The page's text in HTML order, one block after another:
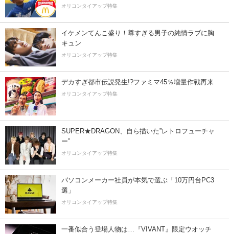
オリコンタイアップ特集
イケメンてんこ盛り！尊すぎる男子の純情ラブに胸
キュン
オリコンタイアップ特集
デカすぎ都市伝説発生!?ファミマ45％増量作戦再来
オリコンタイアップ特集
SUPER★DRAGON、自ら描いた”レトロフューチャ
ー”
オリコンタイアップ特集
パソコンメーカー社員が本気で選ぶ「10万円台PC3
選」
オリコンタイアップ特集
一番似合う登場人物は…『VIVANT』限定ウオッチ